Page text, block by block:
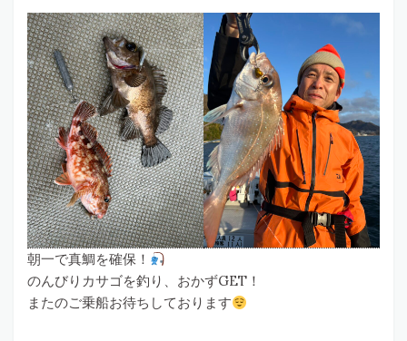
朝一で真鯛を確保！
のんびりカサゴを釣り、おかずGET！
またのご乗船お待ちしております